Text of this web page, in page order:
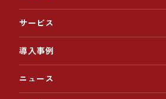
サービス
導入事例
ニュース